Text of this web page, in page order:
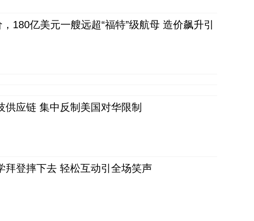
180亿美元一艘远超“福特”级航母 造价飙升引
供应链 集中反制美国对华限制
拜登摔下去 轻松互动引全场笑声